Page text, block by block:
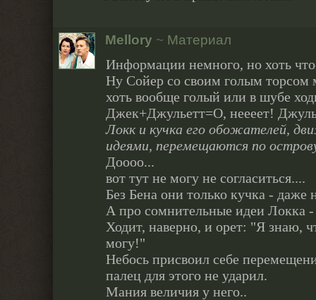
Mellory ~ Материал
Информации немного, но хоть
Ну Сойер со своим голым торсом
хоть вообще голый или в шубе
Джек+Джульетт=О, неееет!
Локк и кучка его обожателей,
идеями, перемещаются по
Доооо...
вот тут не могу не согласиться....
Без Бена они только кучка - даже
А про сомнительные идеи Локка
Ходит, наверно, и орет: "Я знаю,
могу!"
Небось присвоил себе
палец для этого не ударил.
Мания величия у него..